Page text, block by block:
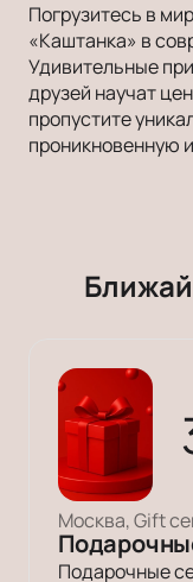
Погрузитесь в
«Каштанка» в
Удивительные
друзей научат
пропустите
проникновенную
Подарочные